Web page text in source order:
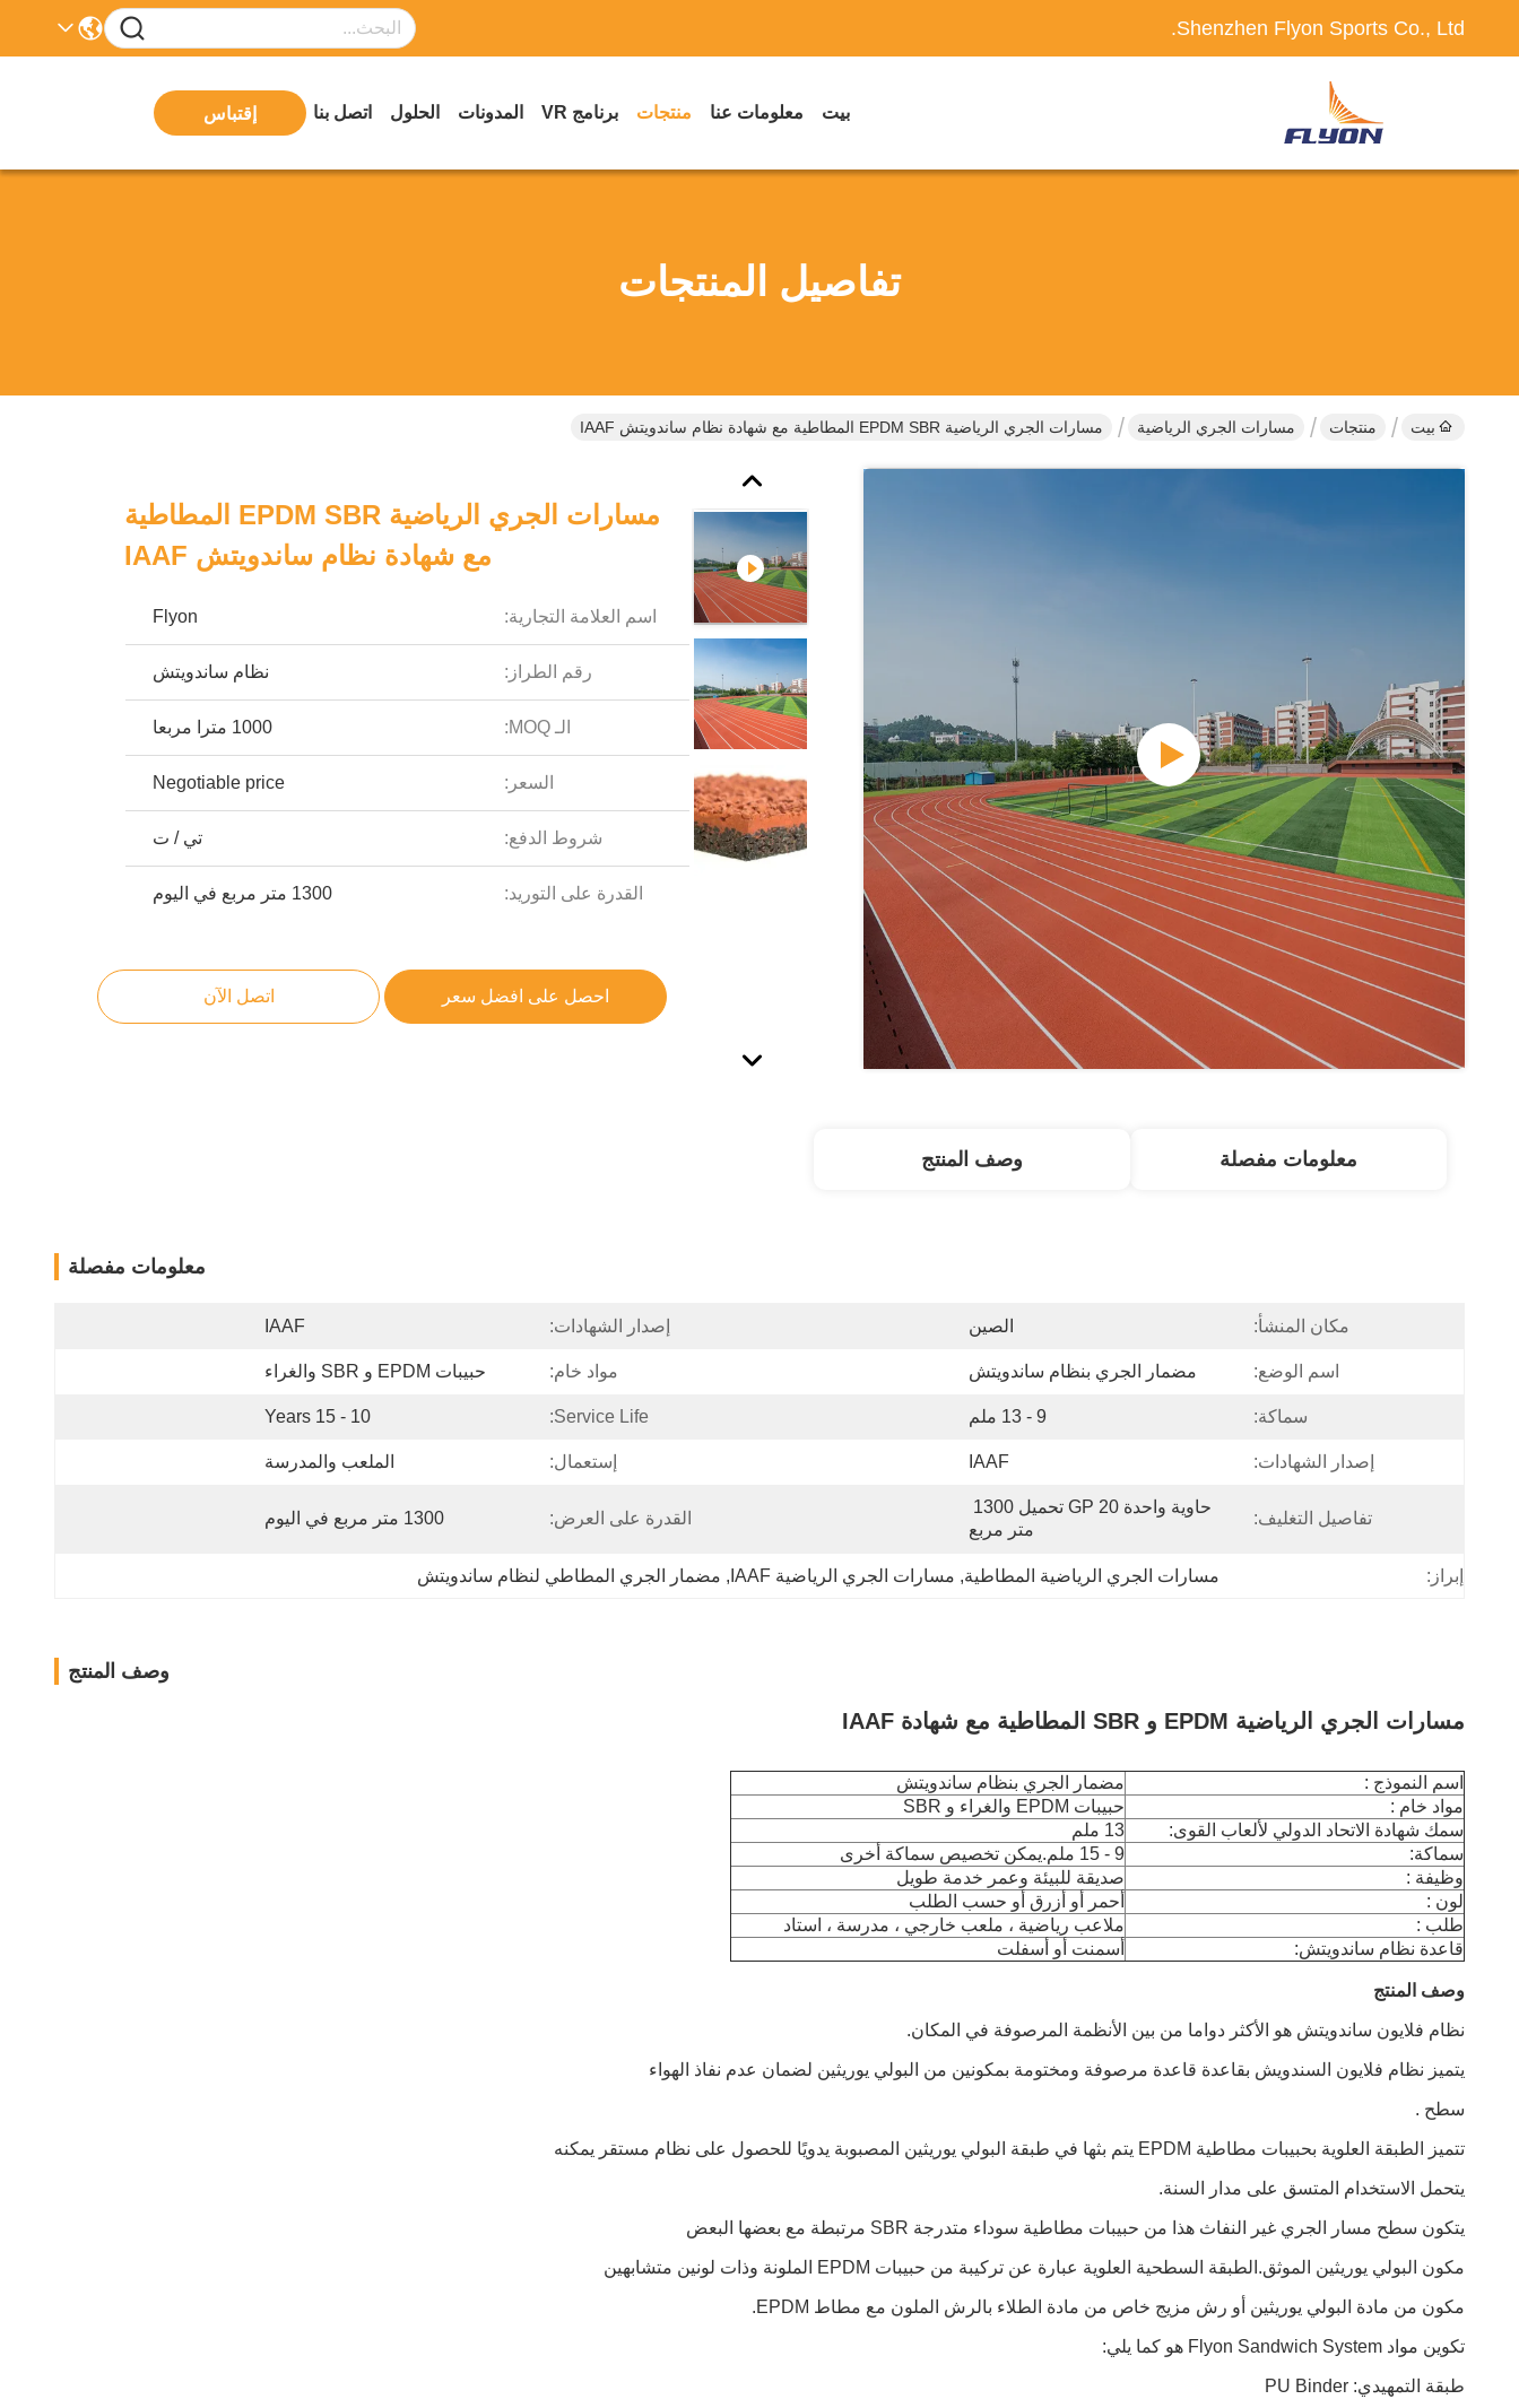
Shenzhen Flyon Sports Co., Ltd.
بيت معلومات عنا منتجات برنامج VR المدونات الحلول اتصل بنا إقتباس
تفاصيل المنتجات
بيت منتجات مسارات الجري الرياضية مسارات الجري الرياضية EPDM SBR المطاطية مع شهادة نظام ساندويتش IAAF
مسارات الجري الرياضية EPDM SBR المطاطية
مع شهادة نظام ساندويتش IAAF
اسم العلامة التجارية: Flyon
رقم الطراز: نظام ساندويتش
الـ MOQ: 1000 مترا مربعا
السعر: Negotiable price
شروط الدفع: تي / ت
القدرة على التوريد: 1300 متر مربع في اليوم
احصل على افضل سعر اتصل الآن
معلومات مفصلة وصف المنتج
معلومات مفصلة
مكان المنشأ: الصين إصدار الشهادات: IAAF
اسم الوضع: مضمار الجري بنظام ساندويتش مواد خام: حبيبات EPDM و SBR والغراء
سماكة: 9 - 13 ملم Service Life:
10 - 15 Years
إصدار الشهادات: IAAF إستعمال: الملعب والمدرسة
تفاصيل التغليف:
متر مربع
القدرة على العرض: 1300 متر مربع في اليوم
إبراز: مسارات الجري الرياضية المطاطية, مسارات الجري الرياضية IAAF , مضمار الجري المطاطي لنظام ساندويتش
وصف المنتج
مسارات الجري الرياضية EPDM و SBR المطاطية مع شهادة IAAF
اسم النموذج :
مضمار الجري بنظام ساندويتش
مواد خام :
حبيبات EPDM والغراء و SBR
سمك شهادة الاتحاد الدولي لألعاب القوى:
13 ملم
سماكة:
9 - 15 ملم.يمكن تخصيص سماكة أخرى
وظيفة :
صديقة للبيئة وعمر خدمة طويل
لون :
أحمر أو أزرق أو حسب الطلب
طلب :
ملاعب رياضية ، ملعب خارجي ، مدرسة ، استاد
قاعدة نظام ساندويتش:
أسمنت أو أسفلت
وصف المنتج
نظام فلايون ساندويتش هو الأكثر دواما من بين الأنظمة المرصوفة في المكان.
يتميز نظام فلايون السندويش بقاعدة قاعدة مرصوفة ومختومة بمكونين من البولي يوريثين لضمان عدم نفاذ الهواء
سطح .
تتميز الطبقة العلوية بحبيبات مطاطية EPDM يتم بثها في طبقة البولي يوريثين المصبوبة يدويًا للحصول على نظام مستقر يمكنه
يتحمل الاستخدام المتسق على مدار السنة.
يتكون سطح مسار الجري غير النفاث هذا من حبيبات مطاطية سوداء متدرجة SBR مرتبطة مع بعضها البعض
مكون البولي يوريثين الموثق.الطبقة السطحية العلوية عبارة عن تركيبة من حبيبات EPDM الملونة وذات لونين متشابهين
مكون من مادة البولي يوريثين أو رش مزيج خاص من مادة الطلاء بالرش الملون مع مطاط EPDM.
تكوين مواد Flyon Sandwich System هو كما يلي:
طبقة التمهيدي: PU Binder